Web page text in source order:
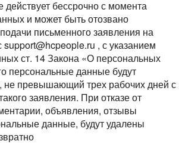
действует бессрочно с момента
и может быть отозвано
письменного заявления на
, с указанием
ст. 14 Закона «О персональных
персональные данные будут
не превышающий трех рабочих дней с
заявления. При отказе от
объявления, отзывы
данные, будут удалены